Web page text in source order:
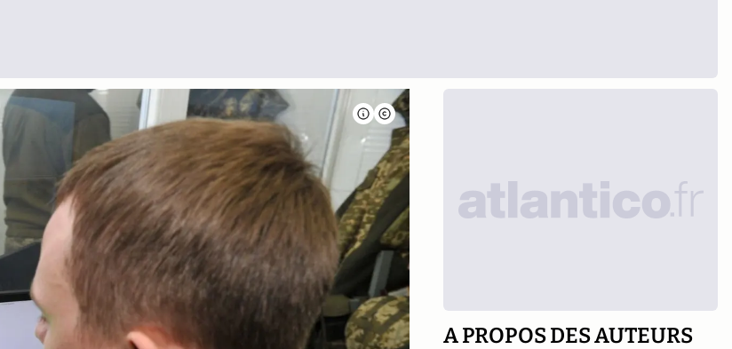
A PROPOS DES AUTEURS